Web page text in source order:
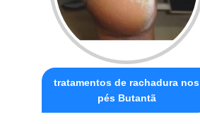
tratamentos de rachadura nos
pés Butantã